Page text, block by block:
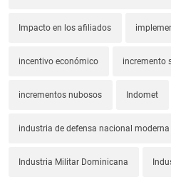
Impacto en los afiliados
incentivo económico incremento
incrementos nubosos Indomet
industria de defensa nacional moderna
Industria Militar Dominicana